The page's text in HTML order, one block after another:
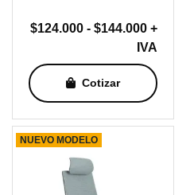
$124.000 - $144.000Rango
de
precios:
desde
$124.000
hasta
+
IVA
Cotizar
NUEVO MODELO